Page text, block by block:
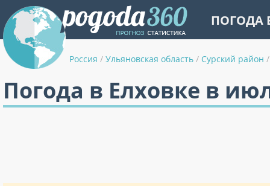
ПОГОДА
Россия / Ульяновская область / Сурский район /
Погода в Елховке в